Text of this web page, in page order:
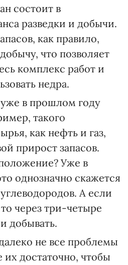
состоит в
разведки и добычи.
как правило,
что позволяет
комплекс работ и
недра.
в прошлом году
такого
как нефть и газ,
прирост запасов.
Уже в
однозначно скажется
А если
через три-четыре
добывать.
не все проблемы
достаточно, чтобы